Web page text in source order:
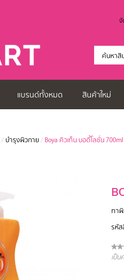
จั
แบรนด์ทั้งหมด สินค้าใหม่
/ บำรุงผิวกาย / Boya คิวเท็น บอดี้โลชั่น 700ml
ทา
รหั
เป็